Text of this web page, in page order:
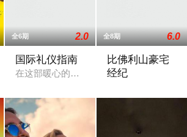
全6期 2.0
国际礼仪指南
在这部暖心的形象改造剧集中，国际礼仪
全8期 6.0
比佛利山豪宅
经纪